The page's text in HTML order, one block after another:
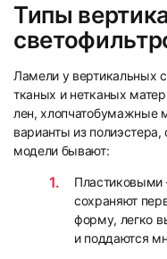
Типы
Ламели у вертикальных
тканых и нетканых
лен, хлопчатобумажные
варианты из
модели бывают:
Пластиковыми
сохраняют
форму, легко
и поддаются